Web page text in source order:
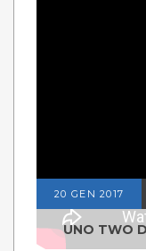
20 GEN 2017